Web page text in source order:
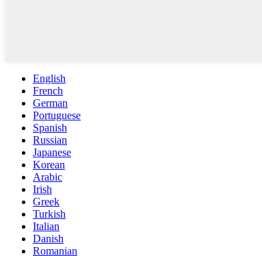
English
French
German
Portuguese
Spanish
Russian
Japanese
Korean
Arabic
Irish
Greek
Turkish
Italian
Danish
Romanian